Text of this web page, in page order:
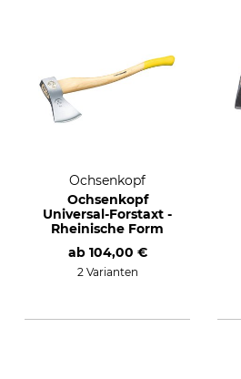
Ochsenkopf
Ochsenkopf
Universal-Forstaxt -
Rheinische Form
ab 104,00 €
2 Varianten